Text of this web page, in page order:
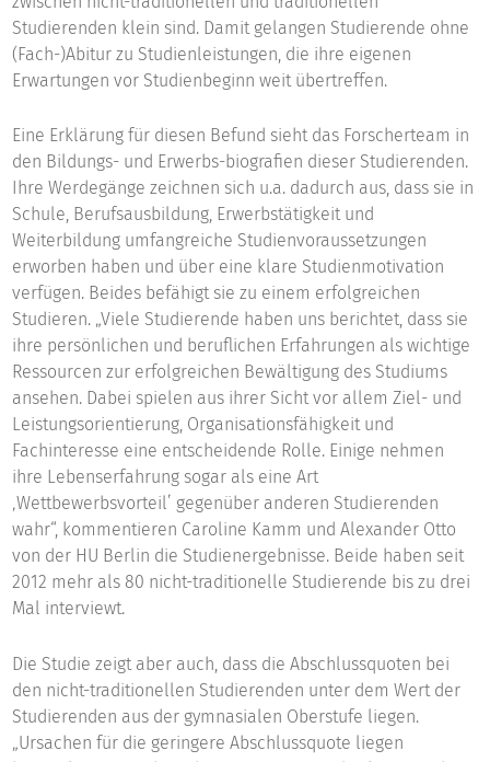
Studierenden klein sind. Damit gelangen Studierende ohne
(Fach-)Abitur zu Studienleistungen, die ihre eigenen
Erwartungen vor Studienbeginn weit übertreffen.
Eine Erklärung für diesen Befund sieht das Forscherteam in
den Bildungs- und Erwerbs-biografien dieser Studierenden.
Ihre Werdegänge zeichnen sich u.a. dadurch aus, dass sie in
Schule, Berufsausbildung, Erwerbstätigkeit und
Weiterbildung umfangreiche Studienvoraussetzungen
erworben haben und über eine klare Studienmotivation
verfügen. Beides befähigt sie zu einem erfolgreichen
Studieren. „Viele Studierende haben uns berichtet, dass sie
ihre persönlichen und beruflichen Erfahrungen als wichtige
Ressourcen zur erfolgreichen Bewältigung des Studiums
ansehen. Dabei spielen aus ihrer Sicht vor allem Ziel- und
Leistungsorientierung, Organisationsfähigkeit und
Fachinteresse eine entscheidende Rolle. Einige nehmen
ihre Lebenserfahrung sogar als eine Art
‚Wettbewerbsvorteil’ gegenüber anderen Studierenden
wahr“, kommentieren Caroline Kamm und Alexander Otto
von der HU Berlin die Studienergebnisse. Beide haben seit
2012 mehr als 80 nicht-traditionelle Studierende bis zu drei
Mal interviewt.
Die Studie zeigt aber auch, dass die Abschlussquoten bei
den nicht-traditionellen Studierenden unter dem Wert der
Studierenden aus der gymnasialen Oberstufe liegen.
„Ursachen für die geringere Abschlussquote liegen